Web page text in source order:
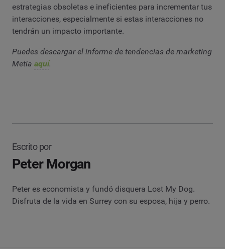
estrategias obsoletas e ineficientes para incrementar tus
interacciones, especialmente si estas interacciones no
tendrán un impacto importante.
Puedes descargar el informe de tendencias de marketing
Metia aquí.
Escrito por
Peter Morgan
Peter es economista y fundó disquera Lost My Dog.
Disfruta de la vida en Surrey con su esposa, hija y perro.